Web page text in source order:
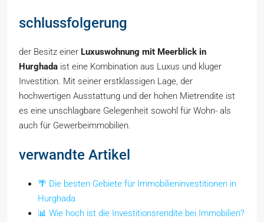
schlussfolgerung
der Besitz einer Luxuswohnung mit Meerblick in
Hurghada ist eine Kombination aus Luxus und kluger
Investition. Mit seiner erstklassigen Lage, der
hochwertigen Ausstattung und der hohen Mietrendite ist
es eine unschlagbare Gelegenheit sowohl für Wohn- als
auch für Gewerbeimmobilien.
verwandte Artikel
🌴 Die besten Gebiete für Immobilieninvestitionen in
Hurghada
📊 Wie hoch ist die Investitionsrendite bei Immobilien?